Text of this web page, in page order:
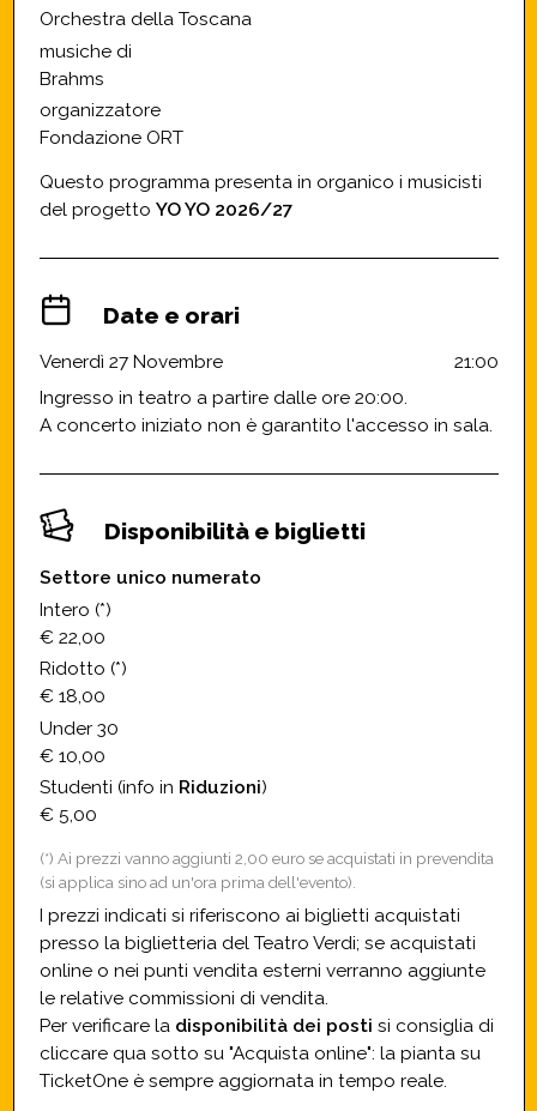
Orchestra della Toscana
musiche di
Brahms
organizzatore
Fondazione ORT
Questo programma presenta in organico i musicisti
del progetto YO YO 2026/27
Date e orari
Venerdì 27 Novembre
21:00
Ingresso in teatro a partire dalle ore 20:00.
A concerto iniziato non è garantito l'accesso in sala.
Disponibilità e biglietti
Settore unico numerato
Intero (*)
€ 22,00
Ridotto (*)
€ 18,00
Under 30
€ 10,00
Studenti (info in Riduzioni)
€ 5,00
(*) Ai prezzi vanno aggiunti 2,00 euro se acquistati in prevendita
(si applica sino ad un'ora prima dell'evento).
I prezzi indicati si riferiscono ai biglietti acquistati
presso la biglietteria del Teatro Verdi; se acquistati
online o nei punti vendita esterni verranno aggiunte
le relative commissioni di vendita.
Per verificare la disponibilità dei posti si consiglia di
cliccare qua sotto su "Acquista online": la pianta su
TicketOne è sempre aggiornata in tempo reale.